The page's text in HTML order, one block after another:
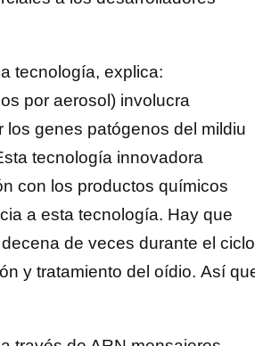
tecnología, explica:
por aerosol) involucra
los genes patógenos del mildiu
tecnología innovadora
con los productos químicos
a esta tecnología. Hay que
de veces durante el ciclo
y tratamiento del oídio. Así